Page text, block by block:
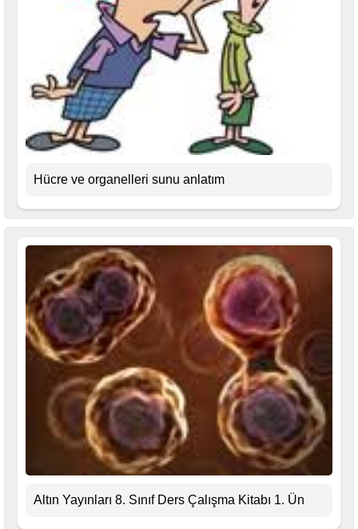
Hücre ve organelleri sunu anlatım
Altın Yayınları 8. Sınıf Ders Çalışma Kitabı 1. Ün